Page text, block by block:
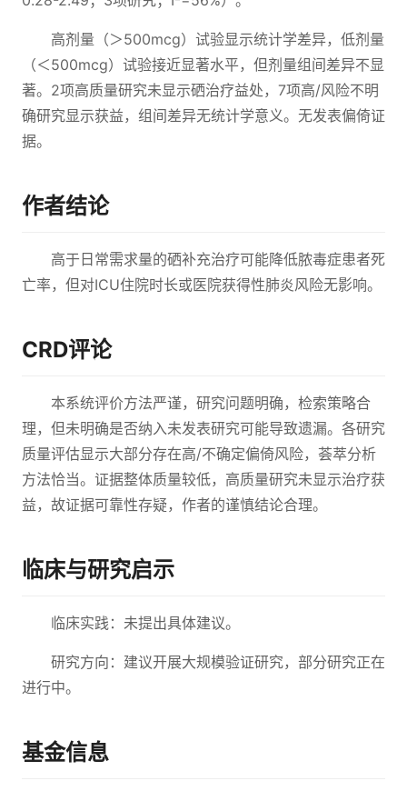
高剂量（＞500mcg）试验显示统计学差异，低剂量
（＜500mcg）试验接近显著水平，但剂量组间差异不显
著。2项高质量研究未显示硒治疗益处，7项高/风险不明
确研究显示获益，组间差异无统计学意义。无发表偏倚证
据。
作者结论
高于日常需求量的硒补充治疗可能降低脓毒症患者死
亡率，但对ICU住院时长或医院获得性肺炎风险无影响。
CRD评论
本系统评价方法严谨，研究问题明确，检索策略合
理，但未明确是否纳入未发表研究可能导致遗漏。各研究
质量评估显示大部分存在高/不确定偏倚风险，荟萃分析
方法恰当。证据整体质量较低，高质量研究未显示治疗获
益，故证据可靠性存疑，作者的谨慎结论合理。
临床与研究启示
临床实践：未提出具体建议。
研究方向：建议开展大规模验证研究，部分研究正在
进行中。
基金信息